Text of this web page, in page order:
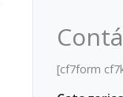
[cf7form